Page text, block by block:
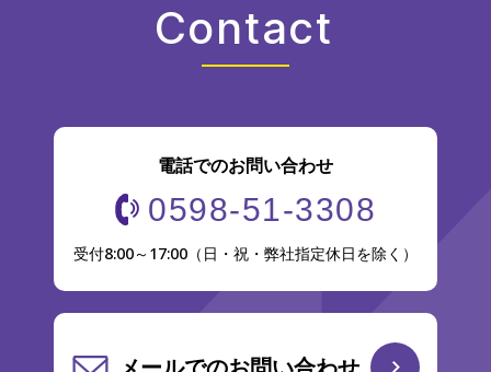
Contact
電話でのお問い合わせ
0598-51-3308
受付8:00～17:00（日・祝・弊社指定休日を除く）